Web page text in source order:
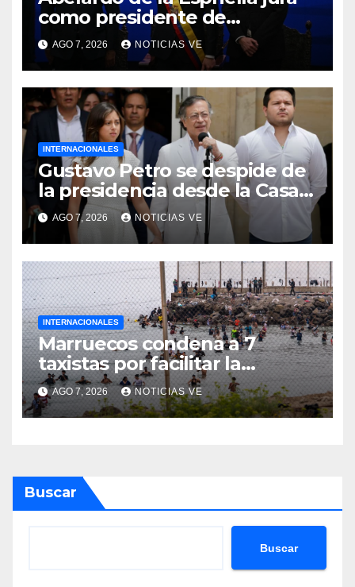
como presidente de
Colombia para el periodo
2026-2030
AGO 7, 2026 NOTICIAS VE
INTERNACIONALES
Gustavo Petro se despide de
la presidencia desde la Casa
de Nariño
AGO 7, 2026 NOTICIAS VE
INTERNACIONALES
Marruecos condena a 7
taxistas por facilitar la
migración irregular hacia
Ceuta
AGO 7, 2026 NOTICIAS VE
Buscar
Buscar